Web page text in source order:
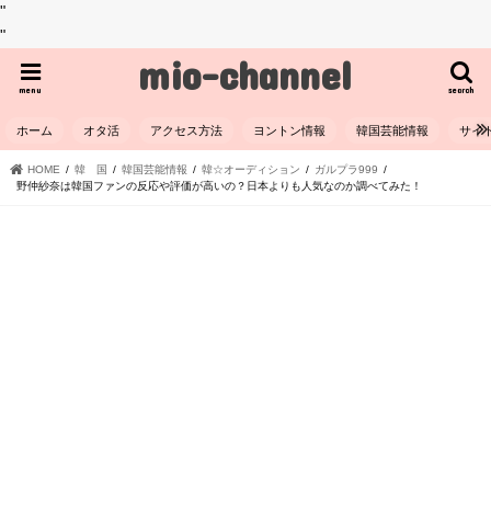
"
"
mio-channel search
menu
ホーム オタ活 アクセス方法 ヨントン情報 韓国芸能情報 サイ
HOME 韓 国 韓国芸能情報 韓☆オーディション
ガルプラ999
野仲紗奈は韓国ファンの反応や評価が高いの？日本よりも人気なのか調べてみた！